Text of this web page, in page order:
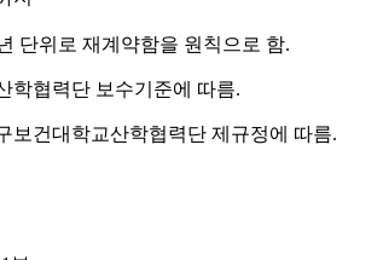
단위로 재계약함을 원칙으로 함.
학협력단 보수기준에 따름.
보건대학교산학협력단 제규정에 따름.